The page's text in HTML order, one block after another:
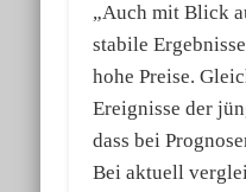
„Auch mit Blick
stabile
hohe Preise.
Ereignisse der
dass bei
Bei aktuell